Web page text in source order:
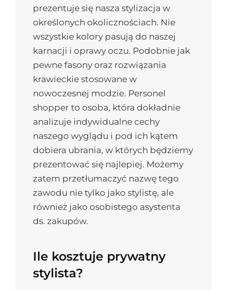
prezentuje się nasza stylizacja w
określonych okolicznościach. Nie
wszystkie kolory pasują do naszej
karnacji i oprawy oczu. Podobnie jak
pewne fasony oraz rozwiązania
krawieckie stosowane w
nowoczesnej modzie. Personel
shopper to osoba, która dokładnie
analizuje indywidualne cechy
naszego wyglądu i pod ich kątem
dobiera ubrania, w których będziemy
prezentować się najlepiej. Możemy
zatem przetłumaczyć nazwę tego
zawodu nie tylko jako stylistę, ale
również jako osobistego asystenta
ds. zakupów.
Ile kosztuje prywatny
stylista?